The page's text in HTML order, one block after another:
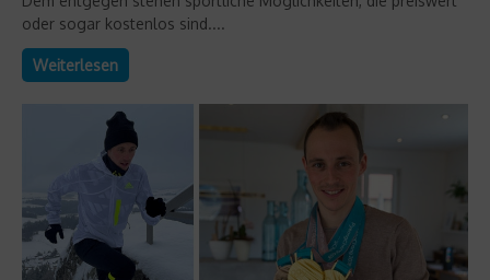
oder sogar kostenlos sind....
Weiterlesen